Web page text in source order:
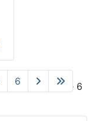
Pág. 1 de 6
6